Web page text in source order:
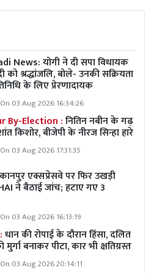
News: योगी ने दी सपा विधायक
श्रद्धांजलि, बोले- उनकी सक्रियता
के लिए प्रेरणादायक
03 Aug 2026 16:34:26
By-Election :नितिन नबीन के गढ़
किशोर, बीजेपी के नीरज सिन्हा हारे
03 Aug 2026 17:31:35
एक्सप्रेसवे पर फिर उखड़ी
ने बैठाई जांच; हटाए गए 3
03 Aug 2026 16:13:19
धान की रोपाई के दौरान हिंसा, दलित
बनाकर पीटा, कार भी क्षतिग्रस्त
03 Aug 2026 20:14:11